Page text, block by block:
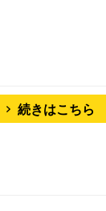
続きはこちら